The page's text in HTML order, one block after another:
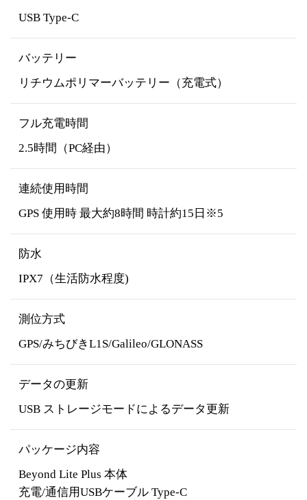
USB Type-C
バッテリー
リチウムポリマーバッテリー（充電式）
フル充電時間
2.5時間（PC経由）
連続使用時間
GPS 使用時 最大約8時間 時計約15日※5
防水
IPX7（生活防水程度)
測位方式
GPS/みちびきL1S/Galileo/GLONASS
データの更新
USB ストレージモードによるデータ更新
パッケージ内容
Beyond Lite Plus 本体
充電/通信用USBケーブル Type-C